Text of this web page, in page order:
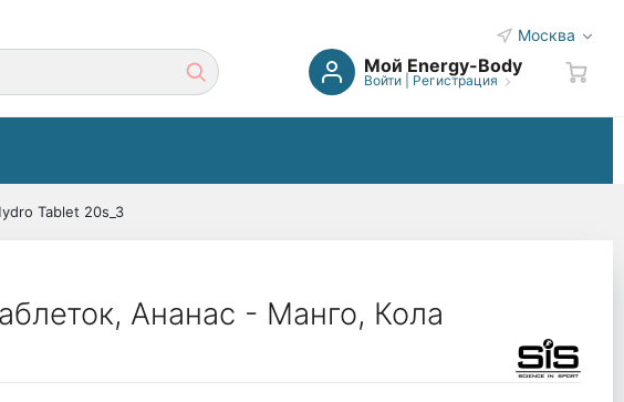
Москва
Мой Energy-Body
Войти| Регистрация
Tablet 20s_3
Ананас - Манго, Кола